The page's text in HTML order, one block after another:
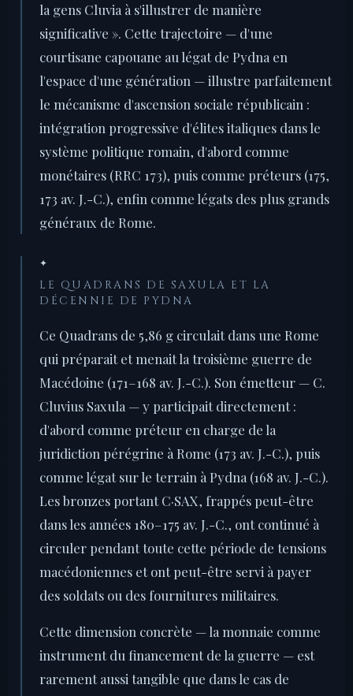
la gens Cluvia à s'illustrer de manière
significative ». Cette trajectoire — d'une
courtisane capouane au légat de Pydna en
l'espace d'une génération — illustre parfaitement
le mécanisme d'ascension sociale républicain :
intégration progressive d'élites italiques dans le
système politique romain, d'abord comme
monétaires (RRC 173), puis comme préteurs (175,
173 av. J.-C.), enfin comme légats des plus grands
généraux de Rome.
✦
LE QUADRANS DE SAXULA ET LA
DÉCENNIE DE PYDNA
Ce Quadrans de 5,86 g circulait dans une Rome
qui préparait et menait la troisième guerre de
Macédoine (171–168 av. J.-C.). Son émetteur — C.
Cluvius Saxula — y participait directement :
d'abord comme préteur en charge de la
juridiction pérégrine à Rome (173 av. J.-C.), puis
comme légat sur le terrain à Pydna (168 av. J.-C.).
Les bronzes portant C·SAX, frappés peut-être
dans les années 180–175 av. J.-C., ont continué à
circuler pendant toute cette période de tensions
macédoniennes et ont peut-être servi à payer
des soldats ou des fournitures militaires.
Cette dimension concrète — la monnaie comme
instrument du financement de la guerre — est
rarement aussi tangible que dans le cas de